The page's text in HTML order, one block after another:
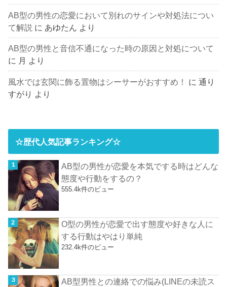
AB型の男性の恋愛において別れのサインや対処法につい
て解説 に あゆたん より
AB型の男性と音信不通になった時の原因と対処について
に 月 より
風水では玄関に飾る置物はシーサーがおすすめ！ に通り
すがり より
☆歴代人気記事ランキング☆
AB型の男性が恋愛を本気でする時はどんな
態度や行動をするの？
555.4k件のビュー
O型の男性が恋愛で出す態度や好きな人に
する行動はやはり単純
232.4k件のビュー
AB型男性との連絡での悩み(LINEの未読ス